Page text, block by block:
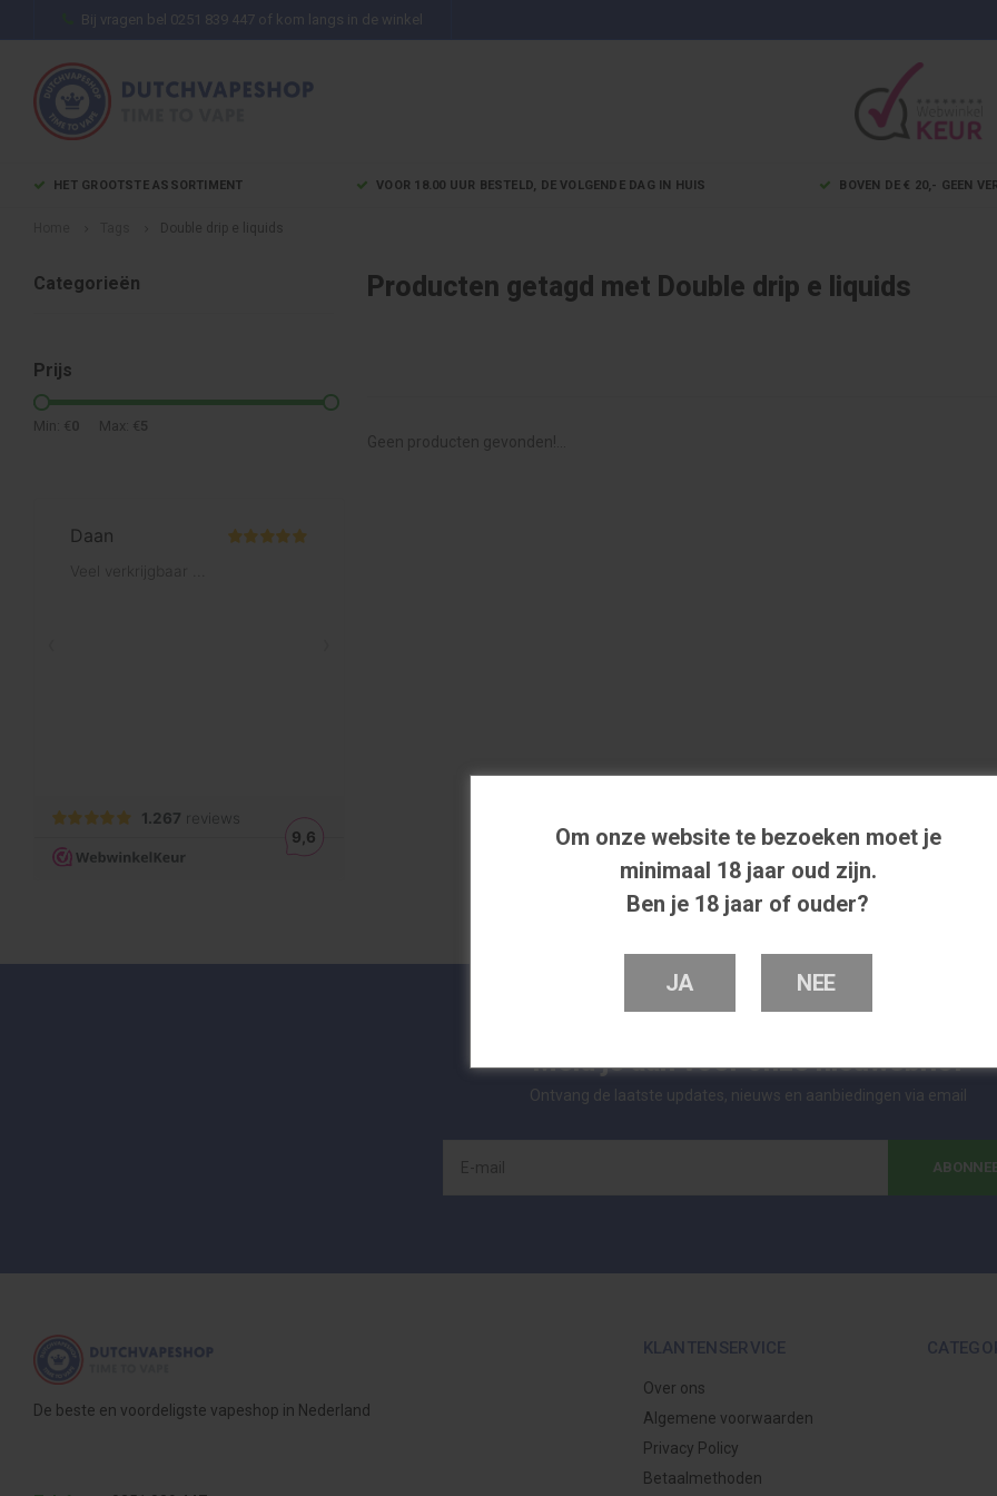
Om onze website te bezoeken moet je
minimaal 18 jaar oud zijn.
Ben je 18 jaar of ouder?
JA NEE
Bij vragen bel 0251 839 447 of kom langs in de winkel
HET GROOTSTE ASSORTIMENT VOOR 18.00 UUR BESTELD, DE VOLGENDE DAG IN HUIS BOVEN DE € 20,- GEEN
Double drip e liquids
Categorieën
Prijs
Min: € 0 Max: € 5
Producten getagd met Double drip e liquids
Geen producten gevonden!...
Meld je aan voor onze nieuwsbrief
Ontvang de laatste updates, nieuws en aanbiedingen via email
De beste en voordeligste vapeshop in Nederland
KLANTENSERVICE
Over ons
Algemene voorwaarden
Privacy Policy
Betaalmethoden